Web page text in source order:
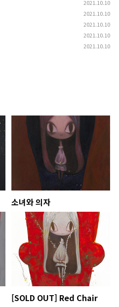
2021.10.10
2021.10.10
2021.10.10
2021.10.10
2021.10.10
소녀와 의자
[SOLD OUT] Red Chair